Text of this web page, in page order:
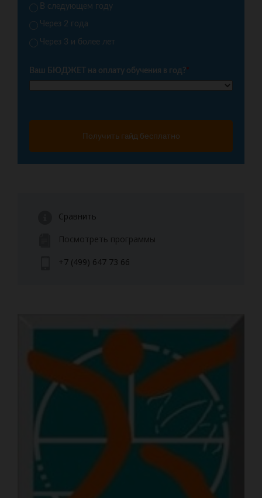
В следующем году
Через 2 года
Через 3 и более лет
Ваш БЮДЖЕТ на оплату обучения в год?*
Получить гайд бесплатно
Сравнить
Посмотреть программы
+7 (499) 647 73 66